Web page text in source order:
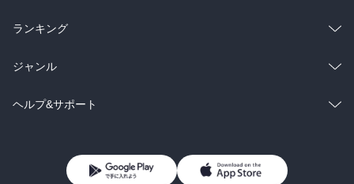
雑誌・グラビア
BL・TL
ラノベ
雑誌・グラビア
BL・TL
総合
ラノベ
雑誌・グラビア
ランキング
総合
ラノベ
ジャンル
コミック
ライトノベル 男子向けラノベ
ヘルプ&サポート
よくあるご質問 お問い合わせ